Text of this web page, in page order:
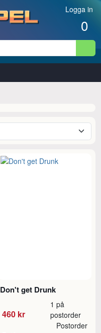
Logga in
0
Don't get Drunk
460 kr
1 på
postorder
Postorder